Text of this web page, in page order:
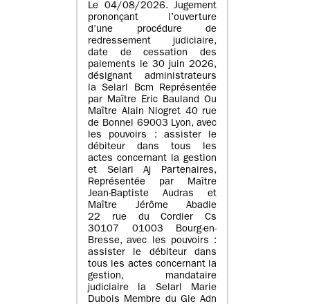
Le 04/08/2026. Jugement
prononçant l’ouverture
d’une procédure de
redressement judiciaire,
date de cessation des
paiements le 30 juin 2026,
désignant administrateurs
la Selarl Bcm Représentée
par Maître Eric Bauland Ou
Maître Alain Niogret 40 rue
de Bonnel 69003 Lyon, avec
les pouvoirs : assister le
débiteur dans tous les
actes concernant la gestion
et Selarl Aj Partenaires,
Représentée par Maître
Jean-Baptiste Audras et
Maître Jérôme Abadie
22 rue du Cordier Cs
30107 01003 Bourg-en-
Bresse, avec les pouvoirs :
assister le débiteur dans
tous les actes concernant la
gestion, mandataire
judiciaire la Selarl Marie
Dubois Membre du Gie Adn